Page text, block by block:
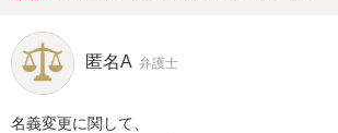
匿名A 弁護士
名義変更に関して、